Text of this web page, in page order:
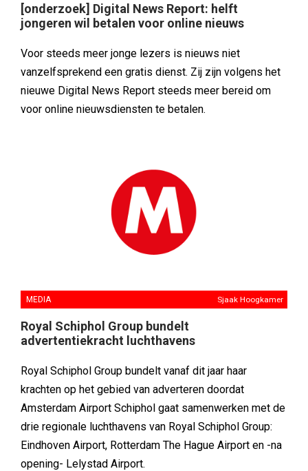
[onderzoek] Digital News Report: helft
jongeren wil betalen voor online nieuws
Voor steeds meer jonge lezers is nieuws niet
vanzelfsprekend een gratis dienst. Zij zijn volgens het
nieuwe Digital News Report steeds meer bereid om
voor online nieuwsdiensten te betalen.
MEDIA Sjaak Hoogkamer
Royal Schiphol Group bundelt
advertentiekracht luchthavens
Royal Schiphol Group bundelt vanaf dit jaar haar
krachten op het gebied van adverteren doordat
Amsterdam Airport Schiphol gaat samenwerken met de
drie regionale luchthavens van Royal Schiphol Group:
Eindhoven Airport, Rotterdam The Hague Airport en -na
opening- Lelystad Airport.